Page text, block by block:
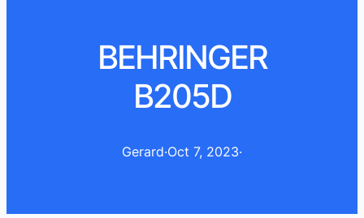
BEHRINGER
B205D
Gerard·Oct 7, 2023·